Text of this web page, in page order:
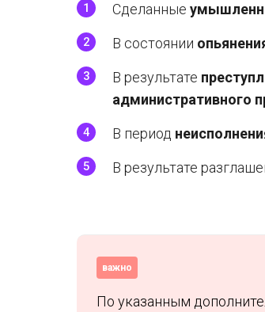
Сделанные
В состоянии
В результате
административного
В период
В результате
важно
По указанным